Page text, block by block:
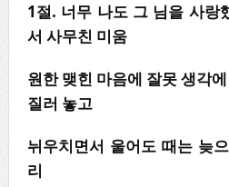
1절. 너무 나도 그 님을 사랑
서 사무친 미움
원한 맺힌 마음에 잘못 생각에
질러 놓고
뉘우치면서 울어도 때는 늦
리